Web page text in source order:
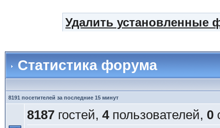
Удалить установленные
Статистика форума
8191 посетителей за последние 15 минут
8187гостей, 4пользователей, 0